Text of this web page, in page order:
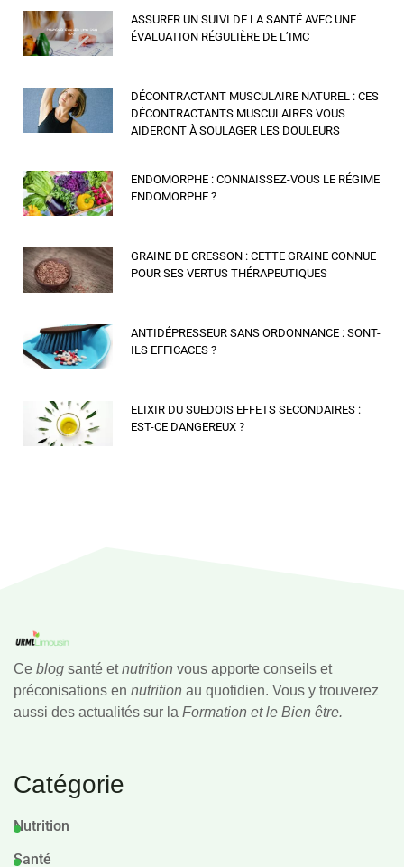
ASSURER UN SUIVI DE LA SANTÉ AVEC UNE
ÉVALUATION RÉGULIÈRE DE L’IMC
DÉCONTRACTANT MUSCULAIRE NATUREL : CES
DÉCONTRACTANTS MUSCULAIRES VOUS
AIDERONT À SOULAGER LES DOULEURS
ENDOMORPHE : CONNAISSEZ-VOUS LE RÉGIME
ENDOMORPHE ?
GRAINE DE CRESSON : CETTE GRAINE CONNUE
POUR SES VERTUS THÉRAPEUTIQUES
ANTIDÉPRESSEUR SANS ORDONNANCE : SONT-
ILS EFFICACES ?
ELIXIR DU SUEDOIS EFFETS SECONDAIRES :
EST-CE DANGEREUX ?
Ce blog santé etnutrition vous apporte conseils et
préconisations en nutrition au quotidien. Vous y trouverez
aussi des actualités sur la Formation et le Bien être.
Catégorie
Nutrition
Santé